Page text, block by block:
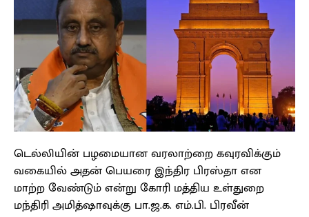
டெல்லியின் பழமையான வரலாற்றை கவுரவிக்கும்
வகையில் அதன் பெயரை இந்திர பிரஸ்தா என
மாற்ற வேண்டும் என்று கோரி மத்திய உள்துறை
மந்திரி அமித்ஷாவுக்கு பா.ஜ.க. எம்.பி. பிரவீன்